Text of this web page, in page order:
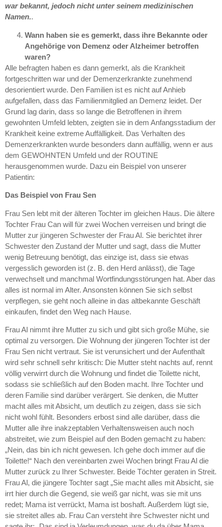
war bekannt, jedoch nicht unter seinem medizinischen
Namen..
Wann haben sie es gemerkt, dass ihre Bekannte oder
Angehörige von Demenz oder Alzheimer betroffen
waren?
Alle befragten haben es dann gemerkt, als die Krankheit
fortgeschritten war und der Demenzerkrankte zunehmend
desorientiert wurde. Den Familien ist es nicht auf Anhieb
aufgefallen, dass das Familienmitglied an Demenz leidet. Der
Grund lag darin, dass so lange die Betroffenen in ihrem
gewohnten Umfeld lebten, zeigten sie in dem Anfangsstadium der
Krankheit keine extreme Auffälligkeit. Das Verhalten des
Demenzerkrankten wurde besonders dann auffällig, wenn er aus
dem GEWOHNTEN Umfeld und der ROUTINE
herausgenommen wurde. Dazu ein Beispiel von unserer
Patientin:
Das Beispiel von Frau Sen
Frau Sen lebt mit der älteren Tochter im gleichen Haus. Die ältere
Tochter Frau Can will für zwei Wochen verreisen und bringt die
Mutter zur jüngeren Schwester der Frau Al. Sie berichtet ihrer
Schwester den Zustand der Mutter und sagt, dass die Mutter
wenig Betreuung benötigt, das einzige ist, dass sie etwas
vergesslich geworden ist (z. B. den Herd anlässt), die Tage
verwechselt und manchmal Wortfindungsstörungen hat. Aber das
alles ist normal im Alter. Ansonsten können Sie sich selbst
verpflegen, sie geht noch alleine in das altbekannte Geschäft
einkaufen, findet den Weg nach Hause.
Frau Al nimmt ihre Mutter zu sich und gibt sich große Mühe, sie
optimal zu versorgen. Die Wohnung der jüngeren Tochter ist der
Frau Sen nicht vertraut. Sie ist verunsichert und der Aufenthalt
wird sehr schnell sehr kritisch: Die Mutter steht nachts auf, rennt
völlig verwirrt durch die Wohnung und findet die Toilette nicht,
sodass sie schließlich auf den Boden macht. Ihre Tochter und
deren Familie sind darüber verärgert. Sie denken, die Mutter
macht alles mit Absicht, um deutlich zu zeigen, dass sie sich
nicht wohl fühlt. Besonders erbost sind alle darüber, dass die
Mutter alle ihre inakzeptablen Verhaltensweisen auch noch
abstreitet, wie zum Beispiel auf den Boden gemacht zu haben:
„Nein, das bin ich nicht gewesen. Ich gehe doch immer auf die
Toilette!“ Nach den vereinbarten zwei Wochen bringt Frau Al die
Mutter zurück zu Ihrer Schwester. Beide Töchter geraten in Streit.
Frau Al, die jüngere Tochter sagt „Sie macht alles mit Absicht, sie
irrt hier durch die Gegend, sie weiß gar nicht, was sie mit uns
redet; Mama ist verrückt, Mama ist boshaft. Außerdem lügt sie,
sie streitet alles ab. Frau Can versteht ihre Schwester nicht und